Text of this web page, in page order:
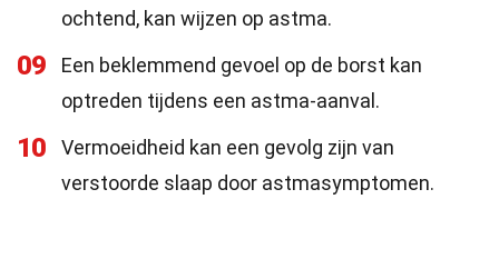
ochtend, kan wijzen op astma.
09
Een beklemmend gevoel op de borst kan
optreden tijdens een astma-aanval.
10
Vermoeidheid kan een gevolg zijn van
verstoorde slaap door astmasymptomen.